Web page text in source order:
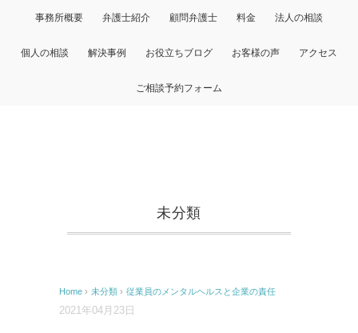
事務所概要 弁護士紹介 顧問弁護士 料金 法人の相談
個人の相談 解決事例 お役立ちブログ お客様の声 アクセス
ご相談予約フォーム
未分類
Home › 未分類 › 従業員のメンタルヘルスと企業の責任
2021年04月23日